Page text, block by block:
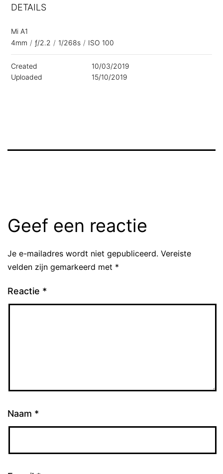
DETAILS
Mi A1
4mm / ƒ/2.2 / 1/268s / ISO 100
Created
10/03/2019
Uploaded
15/10/2019
Geef een reactie
Je e-mailadres wordt niet gepubliceerd. Vereiste
velden zijn gemarkeerd met *
Reactie *
Naam *